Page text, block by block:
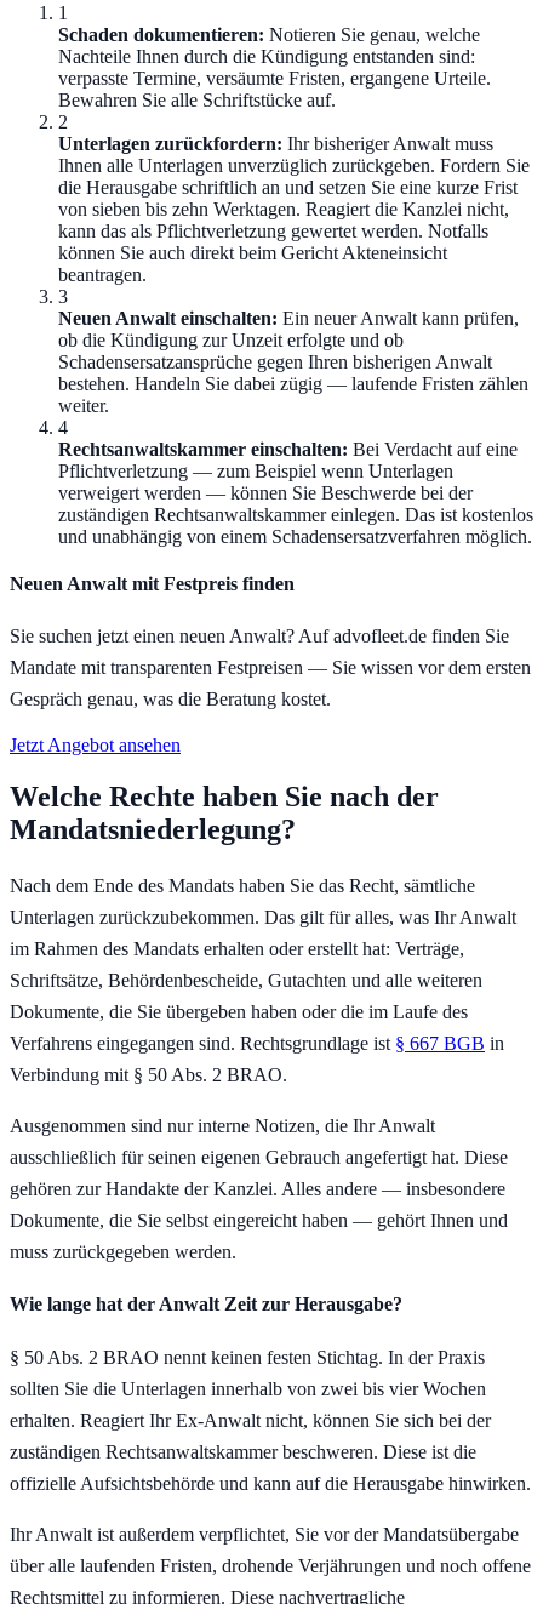
1
Schaden dokumentieren: Notieren Sie genau, welche
Nachteile Ihnen durch die Kündigung entstanden sind:
verpasste Termine, versäumte Fristen, ergangene Urteile.
Bewahren Sie alle Schriftstücke auf.
2
Unterlagen zurückfordern: Ihr bisheriger Anwalt muss
Ihnen alle Unterlagen unverzüglich zurückgeben. Fordern Sie
die Herausgabe schriftlich an und setzen Sie eine kurze Frist
von sieben bis zehn Werktagen. Reagiert die Kanzlei nicht,
kann das als Pflichtverletzung gewertet werden. Notfalls
können Sie auch direkt beim Gericht Akteneinsicht
beantragen.
3
Neuen Anwalt einschalten: Ein neuer Anwalt kann prüfen,
ob die Kündigung zur Unzeit erfolgte und ob
Schadensersatzansprüche gegen Ihren bisherigen Anwalt
bestehen. Handeln Sie dabei zügig — laufende Fristen zählen
weiter.
4
Rechtsanwaltskammer einschalten: Bei Verdacht auf eine
Pflichtverletzung — zum Beispiel wenn Unterlagen
verweigert werden — können Sie Beschwerde bei der
zuständigen Rechtsanwaltskammer einlegen. Das ist kostenlos
und unabhängig von einem Schadensersatzverfahren möglich.
Neuen Anwalt mit Festpreis finden
Sie suchen jetzt einen neuen Anwalt? Auf advofleet.de finden Sie
Mandate mit transparenten Festpreisen — Sie wissen vor dem ersten
Gespräch genau, was die Beratung kostet.
Jetzt Angebot ansehen
Welche Rechte haben Sie nach der
Mandatsniederlegung?
Nach dem Ende des Mandats haben Sie das Recht, sämtliche
Unterlagen zurückzubekommen. Das gilt für alles, was Ihr Anwalt
im Rahmen des Mandats erhalten oder erstellt hat: Verträge,
Schriftsätze, Behördenbescheide, Gutachten und alle weiteren
Dokumente, die Sie übergeben haben oder die im Laufe des
Verfahrens eingegangen sind. Rechtsgrundlage ist § 667 BGB in
Verbindung mit § 50 Abs. 2 BRAO.
Ausgenommen sind nur interne Notizen, die Ihr Anwalt
ausschließlich für seinen eigenen Gebrauch angefertigt hat. Diese
gehören zur Handakte der Kanzlei. Alles andere — insbesondere
Dokumente, die Sie selbst eingereicht haben — gehört Ihnen und
muss zurückgegeben werden.
Wie lange hat der Anwalt Zeit zur Herausgabe?
§ 50 Abs. 2 BRAO nennt keinen festen Stichtag. In der Praxis
sollten Sie die Unterlagen innerhalb von zwei bis vier Wochen
erhalten. Reagiert Ihr Ex-Anwalt nicht, können Sie sich bei der
zuständigen Rechtsanwaltskammer beschweren. Diese ist die
offizielle Aufsichtsbehörde und kann auf die Herausgabe hinwirken.
Ihr Anwalt ist außerdem verpflichtet, Sie vor der Mandatsübergabe
über alle laufenden Fristen, drohende Verjährungen und noch offene
Rechtsmittel zu informieren. Diese nachvertragliche